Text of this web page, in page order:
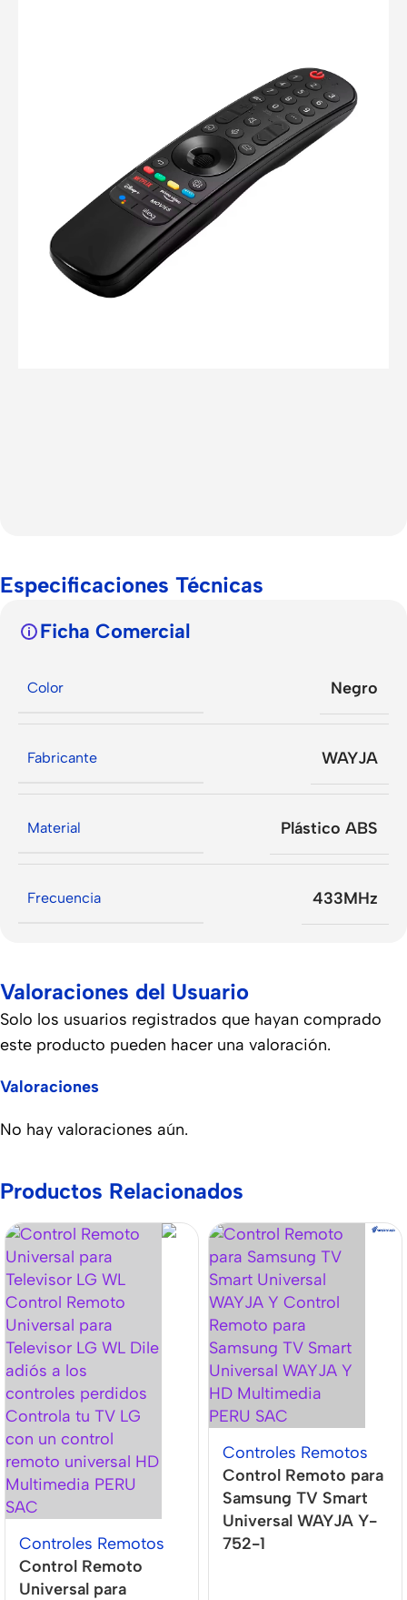
Especificaciones Técnicas
Ficha Comercial
Color Negro
Fabricante WAYJA
Material Plástico ABS
Frecuencia 433MHz
Valoraciones del Usuario
Valoraciones
No hay valoraciones aún.
Solo los usuarios registrados que hayan comprado
este producto pueden hacer una valoración.
Productos Relacionados
Controles Remotos
Control Remoto
Universal para
Controles Remotos
Control Remoto para
Samsung TV Smart
Universal WAYJA Y-
752-1